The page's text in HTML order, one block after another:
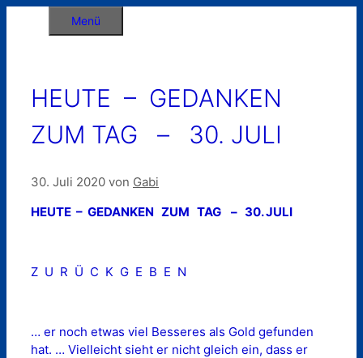
Menü
HEUTE – GEDANKEN
ZUM TAG – 30. JULI
30. Juli 2020 von Gabi
HEUTE – GEDANKEN ZUM TAG – 30. JULI
Z U R Ü C K G E B E N
… er noch etwas viel Besseres als Gold gefunden
hat. … Vielleicht sieht er nicht gleich ein, dass er